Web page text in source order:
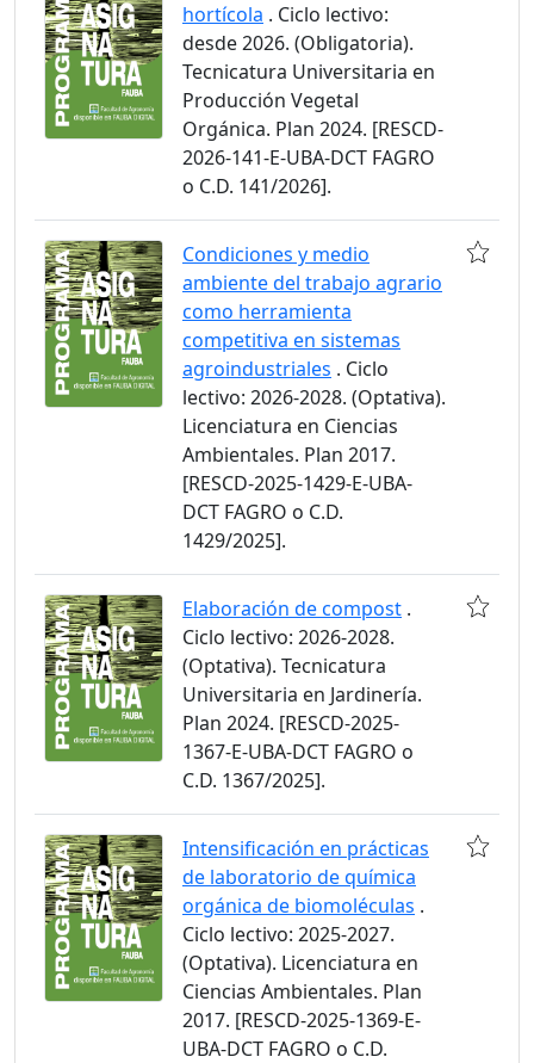
hortícola . Ciclo lectivo:
desde 2026. (Obligatoria).
Tecnicatura Universitaria en
Producción Vegetal
Orgánica. Plan 2024. [RESCD-
2026-141-E-UBA-DCT FAGRO
o C.D. 141/2026].
Condiciones y medio
ambiente del trabajo agrario
como herramienta
competitiva en sistemas
agroindustriales . Ciclo
lectivo: 2026-2028. (Optativa).
Licenciatura en Ciencias
Ambientales. Plan 2017.
[RESCD-2025-1429-E-UBA-
DCT FAGRO o C.D.
1429/2025].
Elaboración de compost .
Ciclo lectivo: 2026-2028.
(Optativa). Tecnicatura
Universitaria en Jardinería.
Plan 2024. [RESCD-2025-
1367-E-UBA-DCT FAGRO o
C.D. 1367/2025].
Intensificación en prácticas
de laboratorio de química
orgánica de biomoléculas .
Ciclo lectivo: 2025-2027.
(Optativa). Licenciatura en
Ciencias Ambientales. Plan
2017. [RESCD-2025-1369-E-
UBA-DCT FAGRO o C.D.